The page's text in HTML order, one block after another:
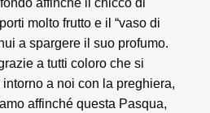
molto frutto e il “vaso di
a spargere il suo profumo.
a tutti coloro che si
a noi con la preghiera,
affinché questa Pasqua,